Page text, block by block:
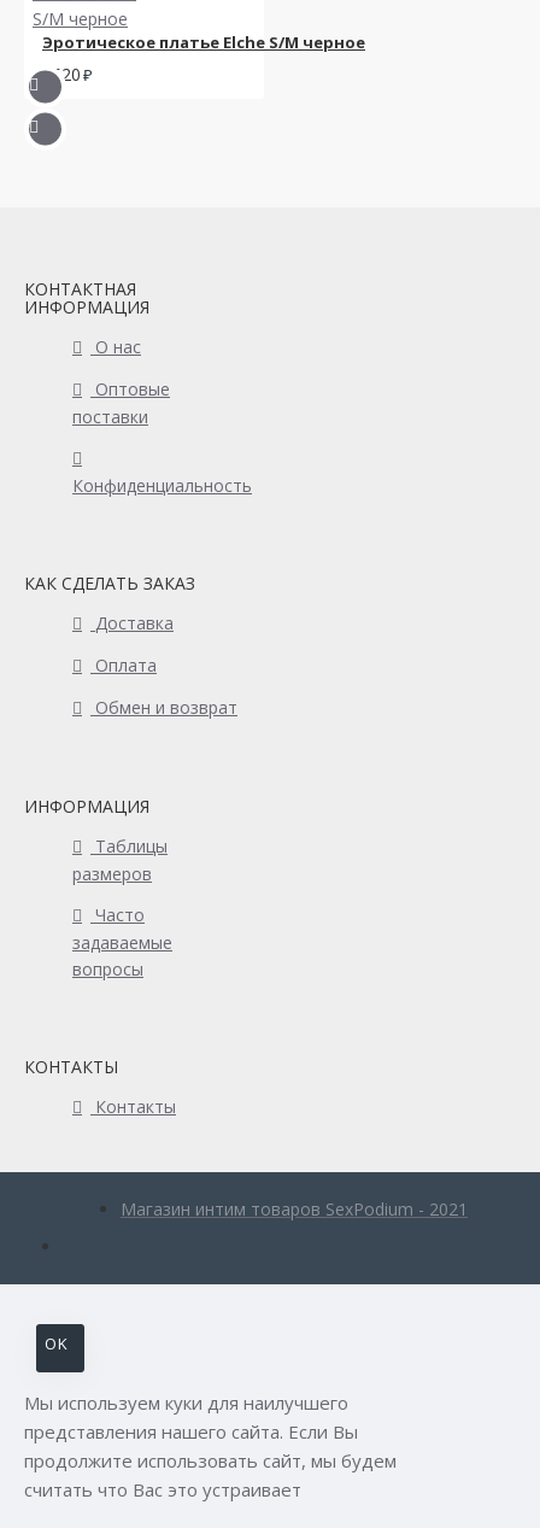
Эротическое платье Elche S/M черное
1520
КОНТАКТНАЯ
ИНФОРМАЦИЯ
О нас
Оптовые
поставки
Конфиденциальность
КАК СДЕЛАТЬ ЗАКАЗ
Доставка
Оплата
Обмен и возврат
ИНФОРМАЦИЯ
Таблицы
размеров
Часто
задаваемые
вопросы
КОНТАКТЫ
Контакты
Магазин интим товаров SexPodium - 2021
OK
Мы используем куки для наилучшего
представления нашего сайта. Если Вы
продолжите использовать сайт, мы будем
считать что Вас это устраивает